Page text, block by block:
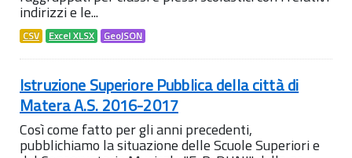
indirizzi e le...
CSV Excel XLSX GeoJSON
Istruzione Superiore Pubblica della città di
Matera A.S. 2016-2017
Così come fatto per gli anni precedenti,
pubblichiamo la situazione delle Scuole Superiori e